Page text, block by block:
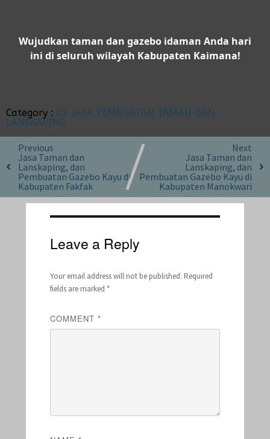
Wujudkan taman dan gazebo idaman Anda hari
ini di seluruh wilayah Kabupaten Kaimana!
Category : 05 JASA PEMBUATAN TAMAN DAN
LANSKAPING
Previous
Jasa Taman dan
Lanskaping, dan
Pembuatan Gazebo Kayu di
Kabupaten Fakfak
Next
Jasa Taman dan
Lanskaping, dan
Pembuatan Gazebo Kayu di
Kabupaten Manokwari
Leave a Reply
Your email address will not be published. Required
fields are marked *
COMMENT *